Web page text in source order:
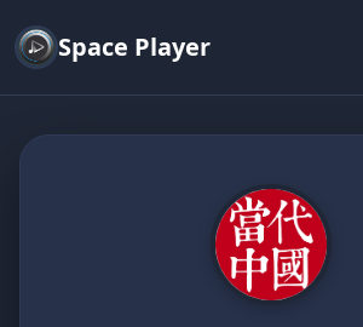
Space Player